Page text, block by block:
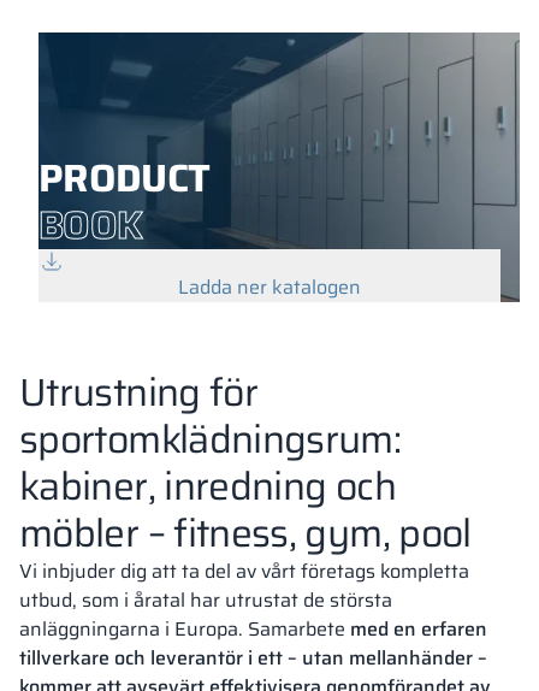
PRODUCT
BOOK
Ladda ner katalogen
Utrustning för
sportomklädningsrum:
kabiner, inredning och
möbler – fitness, gym, pool
Vi inbjuder dig att ta del av vårt företags kompletta
utbud, som i åratal har utrustat de största
anläggningarna i Europa. Samarbete med en erfaren
tillverkare och leverantör i ett – utan mellanhänder –